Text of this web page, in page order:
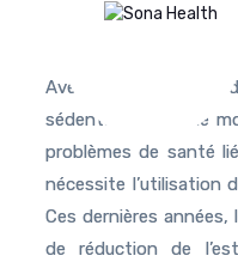
Avec la propagation
sédentaires dans le
problèmes de santé
nécessite l’utilisation
Ces dernières
de réduction de